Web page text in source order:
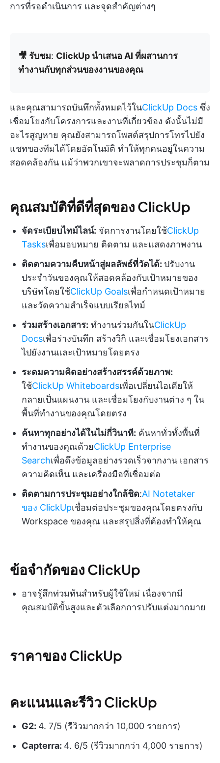
การที่รอดำเนินการ และจุดสำคัญต่างๆ
🎥 รับชม: ClickUp นำเสนอ AI ที่ผสานการ
ทำงานกับทุกส่วนของงานของคุณ
และคุณสามารถบันทึกทั้งหมดไว้ในClickUp Docs ซึ่ง
เชื่อมโยงกับโครงการและงานที่เกี่ยวข้อง ดังนั้นไม่มี
อะไรสูญหาย คุณยังสามารถโพสต์สรุปการโทรไปยัง
แชทของทีมได้โดยอัตโนมัติ ทำให้ทุกคนอยู่ในความ
สอดคล้องกัน แม้ว่าพวกเขาจะพลาดการประชุมก็ตาม
คุณสมบัติที่ดีที่สุดของ ClickUp
จัดระเบียบไทม์ไลน์: จัดการงานโดยใช้ClickUp
Tasksเพื่อมอบหมาย ติดตาม และแสดงภาพงาน
ติดตามความคืบหน้าสู่ผลลัพธ์ที่วัดได้: ปรับงาน
ประจำวันของคุณให้สอดคล้องกับเป้าหมายของ
บริษัทโดยใช้ClickUp Goalsเพื่อกำหนดเป้าหมาย
และวัดความสำเร็จแบบเรียลไทม์
ร่วมสร้างเอกสาร: ทำงานร่วมกันในClickUp
Docsเพื่อร่างบันทึก สร้างวิกิ และเชื่อมโยงเอกสาร
ไปยังงานและเป้าหมายโดยตรง
ระดมความคิดอย่างสร้างสรรค์ด้วยภาพ:
ใช้ClickUp Whiteboardsเพื่อเปลี่ยนไอเดียให้
กลายเป็นแผนงาน และเชื่อมโยงกับงานต่าง ๆ ใน
พื้นที่ทำงานของคุณโดยตรง
ค้นหาทุกอย่างได้ในไม่กี่วินาที: ค้นหาทั่วทั้งพื้นที่
ทำงานของคุณด้วยClickUp Enterprise
Searchเพื่อดึงข้อมูลอย่างรวดเร็วจากงาน เอกสาร
ความคิดเห็น และเครื่องมือที่เชื่อมต่อ
ติดตามการประชุมอย่างใกล้ชิด:AI Notetaker
ของ ClickUpเชื่อมต่อประชุมของคุณโดยตรงกับ
Workspace ของคุณ และสรุปสิ่งที่ต้องทำให้คุณ
ข้อจำกัดของ ClickUp
อาจรู้สึกท่วมท้นสำหรับผู้ใช้ใหม่ เนื่องจากมี
คุณสมบัติขั้นสูงและตัวเลือกการปรับแต่งมากมาย
ราคาของ ClickUp
คะแนนและรีวิว ClickUp
G2: 4. 7/5 (รีวิวมากกว่า 10,000 รายการ)
Capterra: 4. 6/5 (รีวิวมากกว่า 4,000 รายการ)